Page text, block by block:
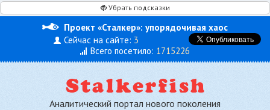
Убрать подсказки
Проект «Сталкер»: упорядочивая хаос
Сейчас на сайте: 3
Всего посетило: 1715226
Аналитический портал нового поколения